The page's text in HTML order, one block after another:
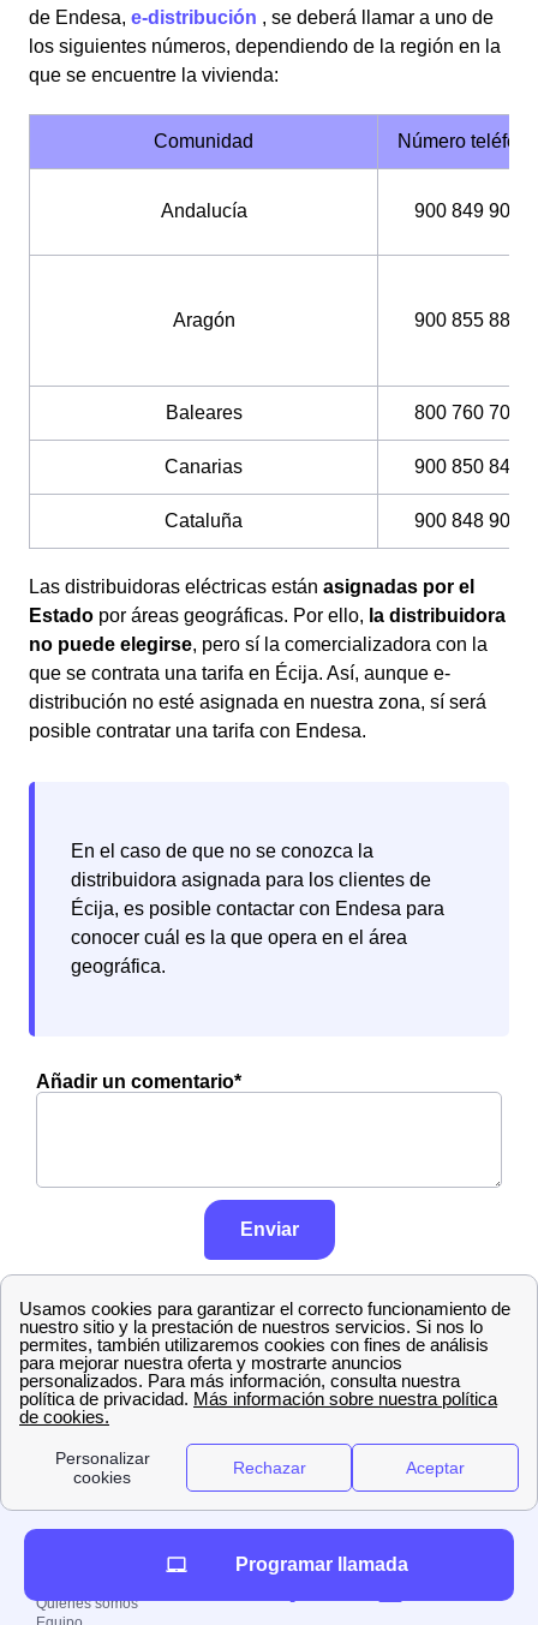
de Endesa, e-distribución , se deberá llamar a uno de
los siguientes números, dependiendo de la región en la
que se encuentre la vivienda:
Comunidad Número teléfono
Andalucía 900 849 900
Aragón 900 855 885
Baleares 800 760 706
Canarias 900 850 840
Cataluña 900 848 900
Las distribuidoras eléctricas están asignadas por el
Estado por áreas geográficas. Por ello, la distribuidora
no puede elegirse, pero sí la comercializadora con la
que se contrata una tarifa en Écija. Así, aunque e-
distribución no esté asignada en nuestra zona, sí será
posible contratar una tarifa con Endesa.
En el caso de que no se conozca la
distribuidora asignada para los clientes de
Écija, es posible contactar con Endesa para
conocer cuál es la que opera en el área
geográfica.
Añadir un comentario*
Enviar
Lee más sobre nuestra política de
nuestras menciones legales
Oficinas Luz y Gas Endesa Sevilla Écija
Acerca del grupo
Quiénes somos
Programar llamada